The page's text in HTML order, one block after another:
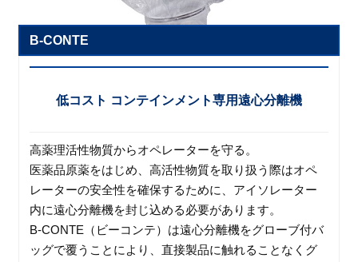
B-CONTE
低コスト コンテインメント専用遠心分離機
高薬理活性物質からオペレーターを守る。
医薬品原薬をはじめ、高活性物質を取り扱う際はオペ
レーターの安全性を確保するために、アイソレーター
内に遠心分離機を封じ込める必要があります。
B-CONTE（ビーコンテ）は遠心分離機をグローブ付バ
ッグで覆うことにより、直接製品に触れることなくグ